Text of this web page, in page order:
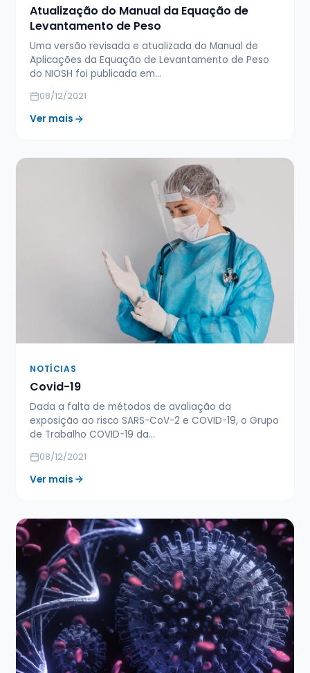
Atualização do Manual da Equação de
Levantamento de Peso
Uma versão revisada e atualizada do Manual de
Aplicações da Equação de Levantamento de Peso
do NIOSH foi publicada em…
08/12/2021
Ver mais
NOTÍCIAS
Covid-19
Dada a falta de métodos de avaliação da
exposição ao risco SARS-CoV-2 e COVID-19, o Grupo
de Trabalho COVID-19 da…
08/12/2021
Ver mais